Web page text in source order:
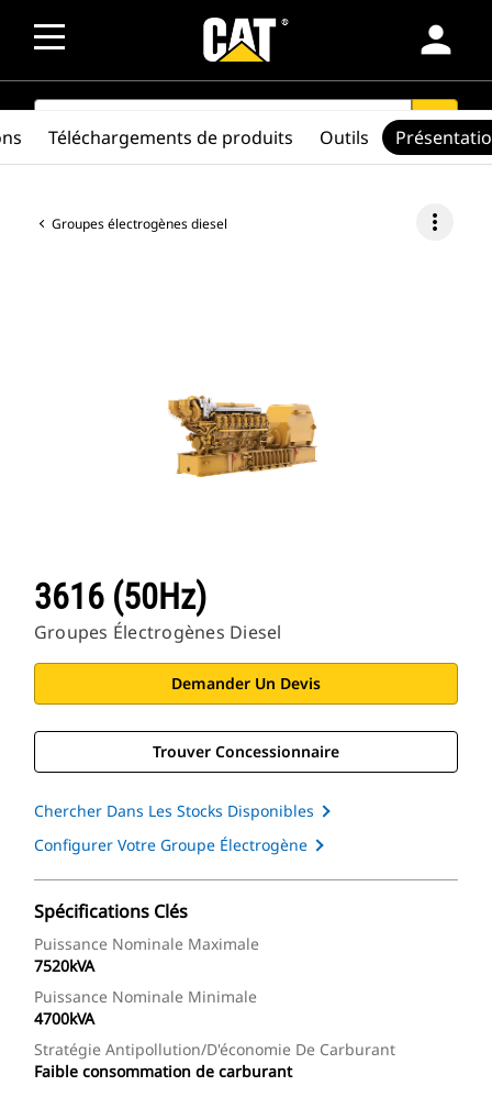
person
SEARCH search
Groupes électrogènes diesel more_vert
3616 (50Hz)
Groupes Électrogènes Diesel
Demander Un Devis
Trouver Concessionnaire
Chercher Dans Les Stocks Disponibles
Configurer Votre Groupe Électrogène
Spécifications Clés
Puissance Nominale Maximale
7520kVA
Puissance Nominale Minimale
4700kVA
Stratégie Antipollution/d'économie De Carburant
Faible consommation de carburant
Téléchargements de produits Outils